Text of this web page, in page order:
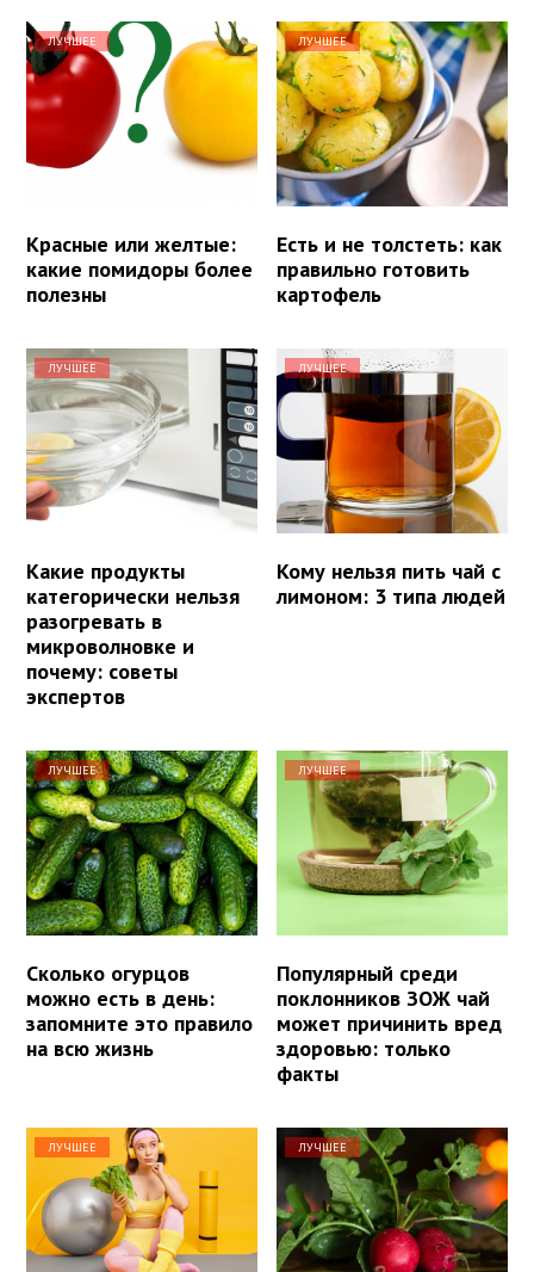
ЛУЧШЕЕ
Красные или желтые:
какие помидоры более
полезны
ЛУЧШЕЕ
Есть и не толстеть: как
правильно готовить
картофель
ЛУЧШЕЕ
Какие продукты
категорически нельзя
разогревать в
микроволновке и
почему: советы
экспертов
ЛУЧШЕЕ
Кому нельзя пить чай с
лимоном: 3 типа людей
ЛУЧШЕЕ
Сколько огурцов
можно есть в день:
запомните это правило
на всю жизнь
ЛУЧШЕЕ
Популярный среди
поклонников ЗОЖ чай
может причинить вред
здоровью: только
факты
ЛУЧШЕЕ ЛУЧШЕЕ